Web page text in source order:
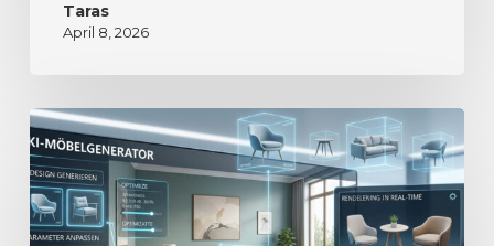
Taras
April 8, 2026